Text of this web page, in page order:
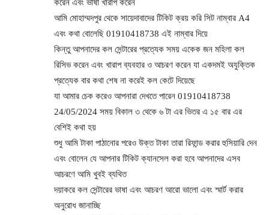
করেন এবং ভাষা খারাপ করেন
আমি মোহাম্মদপুর থেকে সায়েদাবাদের টিকিট ক্রয় করি সিট নাম্বার A4
এবং কথা বোলেছি 01910418738 এই নাম্বার দিয়ে
কিন্তু আপনাদের কল সেন্টারের প্রত্যেক সময় একেক জন মহিলা কল
রিসিভ করেন এবং খারাপ ব্যবহার ও আচরণ করেন যা একদমই অযুক্তিক
প্রত্যেক বার কথা শেষ না করেই কল কেটে দিয়েছে
যা আমার চেক করেও আপনারা দেখতে পারেন 01910418738
24/05/2024 সময় বিকাল ৩ থেকে ৬ টা এর ভিতর এ ১৫ বার এর
বেশিই কথা হয়
শুধু আমি টাকা পাঠানোর পরেও উক্ত টাকা তারা রিফান্ড করার হুসিয়ারি দেন
এবং বোলেন যে আপনার টিকিট ক্যানসেল করা হবে আপনাদের এসব
আচরণে আমি খুবই ব্যথিত
দয়াকরে কল সেন্টারের ভাষা এবং আচরণ আরো ভালো এবং স্মার্ট করার
অনুরোধ জানাচ্ছি